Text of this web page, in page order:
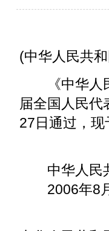
(中华人民共
《中华人民
届全国人民
27日通过，
中华人民
2006年8